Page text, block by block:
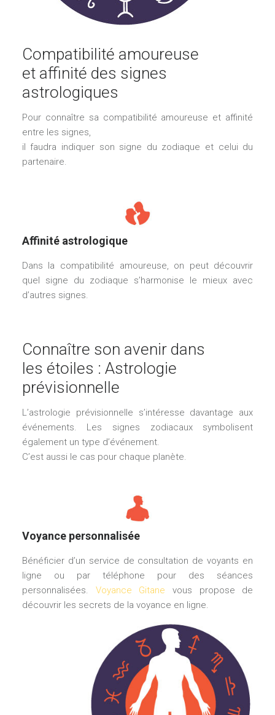
Compatibilité amoureuse
et affinité des signes
astrologiques
Pour connaître sa compatibilité amoureuse et affinité
entre les signes,
il faudra indiquer son signe du zodiaque et celui du
partenaire.
Affinité astrologique
Dans la compatibilité amoureuse, on peut découvrir
quel signe du zodiaque s’harmonise le mieux avec
d’autres signes.
Connaître son avenir dans
les étoiles : Astrologie
prévisionnelle
L’astrologie prévisionnelle s’intéresse davantage aux
événements. Les signes zodiacaux symbolisent
également un type d’événement.
C’est aussi le cas pour chaque planète.
Voyance personnalisée
Bénéficier d’un service de consultation de voyants en
ligne ou par téléphone pour des séances
personnalisées. Voyance Gitane vous propose de
découvrir les secrets de la voyance en ligne.